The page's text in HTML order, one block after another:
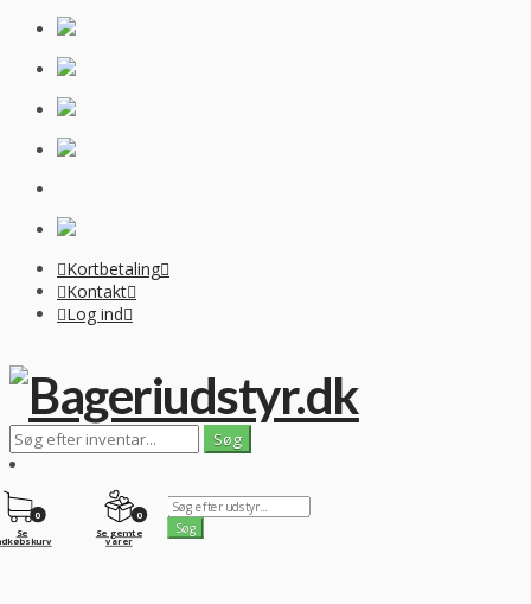
Kortbetaling
Kontakt
Log ind
0
Se gemte
varer
0
Se